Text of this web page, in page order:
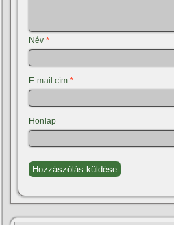
Név*
E-mail cím*
Honlap